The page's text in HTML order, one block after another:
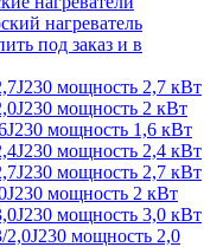
нагреватель
под заказ и в
мощность 2,7 кВт
мощность 2 кВт
мощность 1,6 кВт
мощность 2,4 кВт
мощность 2,7 кВт
мощность 2 кВт
мощность 3,0 кВт
мощность 2,0